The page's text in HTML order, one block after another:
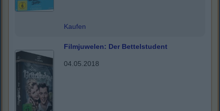
Kaufen
Filmjuwelen: Der Bettelstudent
04.05.2018